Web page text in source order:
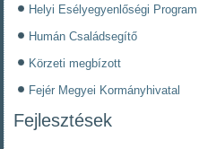
Helyi Esélyegyenlőségi Program
Humán Családsegítő
Körzeti megbízott
Fejér Megyei Kormányhivatal
Fejlesztések